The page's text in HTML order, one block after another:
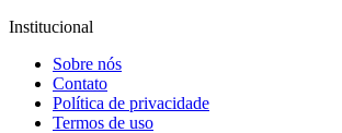
Institucional
Sobre nós
Contato
Política de privacidade
Termos de uso